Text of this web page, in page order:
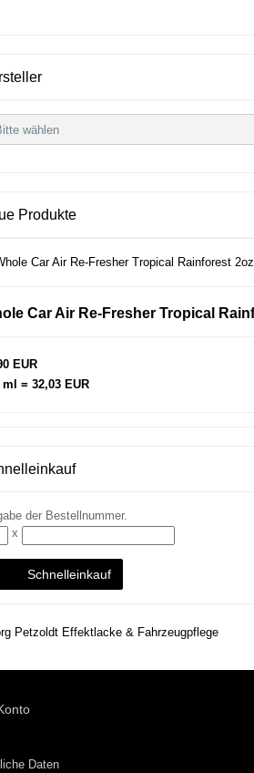
Produkte
Car Air Re-Fresher Tropical
EUR
ml = 32,03 EUR
der Bestellnummer.
x
Schnelleinkauf
Daten